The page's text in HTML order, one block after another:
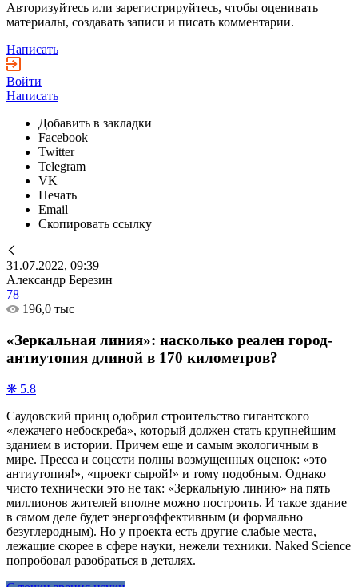
Авторизуйтесь или зарегистрируйтесь, чтобы оценивать
материалы, создавать записи и писать комментарии.
Написать
Войти
Написать
Добавить в закладки
Facebook
Twitter
Telegram
VK
Печать
Email
Скопировать ссылку
31.07.2022, 09:39
Александр Березин
78
196,0 тыс
«Зеркальная линия»: насколько реален город-
антиутопия длиной в 170 километров?
❋ 5.8
Саудовский принц одобрил строительство гигантского
«лежачего небоскреба», который должен стать крупнейшим
зданием в истории. Причем еще и самым экологичным в
мире. Пресса и соцсети полны возмущенных оценок: «это
антиутопия!», «проект сырой!» и тому подобным. Однако
чисто технически это не так: «Зеркальную линию» на пять
миллионов жителей вполне можно построить. И такое здание
в самом деле будет энергоэффективным (и формально
безуглеродным). Но у проекта есть другие слабые места,
лежащие скорее в сфере науки, нежели техники. Naked Science
попробовал разобраться в деталях.